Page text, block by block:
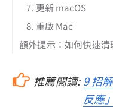
7. 更新 macOS
8. 重啟 Mac
額外提示：如何快速
推薦閱讀: 9 招
反應